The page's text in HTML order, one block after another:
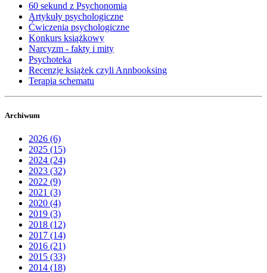
60 sekund z Psychonomią
Artykuły psychologiczne
Ćwiczenia psychologiczne
Konkurs książkowy
Narcyzm - fakty i mity
Psychoteka
Recenzje książek czyli Annbooksing
Terapia schematu
Archiwum
2026 (6)
2025 (15)
2024 (24)
2023 (32)
2022 (9)
2021 (3)
2020 (4)
2019 (3)
2018 (12)
2017 (14)
2016 (21)
2015 (33)
2014 (18)